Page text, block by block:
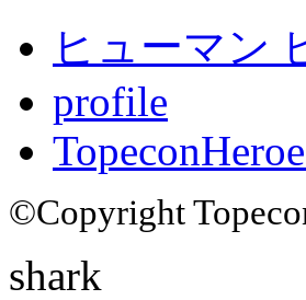
ヒューマン
profile
©Copyright
shark